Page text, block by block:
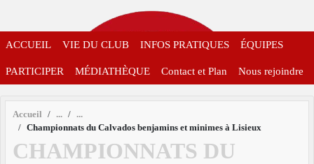
ACCUEIL VIE DU CLUB INFOS PRATIQUES ÉQUIPES
PARTICIPER MÉDIATHÈQUE Contact et Plan Nous rejoindre
Accueil
Championnats du Calvados benjamins et minimes à Lisieux
CHAMPIONNATS DU